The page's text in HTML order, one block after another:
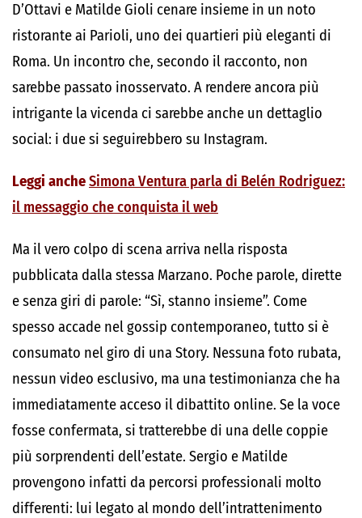
D’Ottavi e Matilde Gioli cenare insieme in un noto
ristorante ai Parioli, uno dei quartieri più eleganti di
Roma. Un incontro che, secondo il racconto, non
sarebbe passato inosservato. A rendere ancora più
intrigante la vicenda ci sarebbe anche un dettaglio
social: i due si seguirebbero su Instagram.
Leggi ancheSimona Ventura parla di Belén Rodriguez:
il messaggio che conquista il web
Ma il vero colpo di scena arriva nella risposta
pubblicata dalla stessa Marzano. Poche parole, dirette
e senza giri di parole: “Sì, stanno insieme”. Come
spesso accade nel gossip contemporaneo, tutto si è
consumato nel giro di una Story. Nessuna foto rubata,
nessun video esclusivo, ma una testimonianza che ha
immediatamente acceso il dibattito online. Se la voce
fosse confermata, si tratterebbe di una delle coppie
più sorprendenti dell’estate. Sergio e Matilde
provengono infatti da percorsi professionali molto
differenti: lui legato al mondo dell’intrattenimento